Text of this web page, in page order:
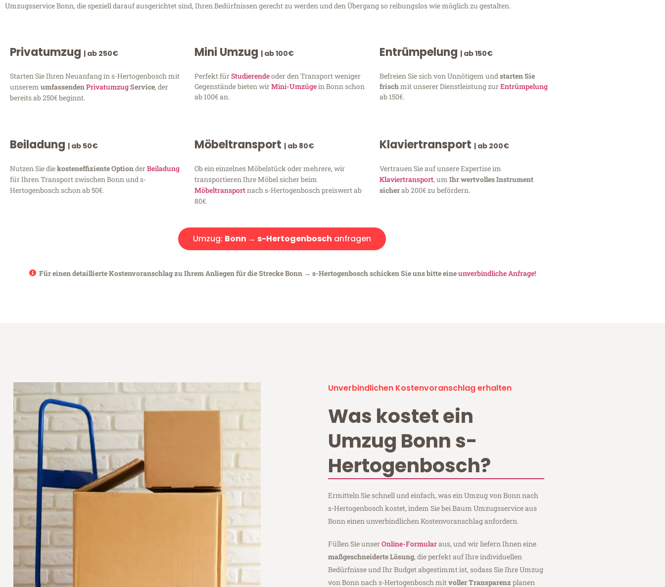
Umzugsservice Bonn, die speziell darauf ausgerichtet sind, Ihren Bedürfnissen gerecht zu werden und den Übergang so reibungslos wie möglich zu gestalten.
Privatumzug | ab 250€
Starten Sie Ihren Neuanfang in s-Hertogenbosch mit
unserem umfassendenPrivatumzugService, der
bereits ab 250€ beginnt.
Mini Umzug | ab 100€
Perfekt fürStudierendeoder den Transport weniger
Gegenstände bieten wirMini-Umzügein Bonn schon
ab 100€ an.
Entrümpelung | ab 150€
Befreien Sie sich von Unnötigem und starten Sie
frischmit unserer Dienstleistung zurEntrümpelung
ab 150€.
Beiladung | ab 50€
Nutzen Sie diekosteneffiziente OptionderBeiladung
für Ihren Transport zwischen Bonn und s-
Hertogenbosch schon ab 50€.
Möbeltransport | ab 80€
Ob ein einzelnes Möbelstück oder mehrere, wir
transportieren Ihre Möbel sicher beim
Möbeltransportnach s-Hertogenbosch preiswert ab
80€.
Klaviertransport | ab 200€
Vertrauen Sie auf unsere Expertise im
Klaviertransport, um Ihr wertvolles Instrument
sicherab 200€ zu befördern.
Umzug: Bonn → s-Hertogenbosch anfragen
Für einen detaillierte Kostenvoranschlag zu Ihrem Anliegen für die Strecke Bonn → s-Hertogenbosch schicken Sie uns bitte eineunverbindliche Anfrage!
Unverbindlichen Kostenvoranschlag erhalten
Was kostet ein
Umzug Bonn s-
Hertogenbosch?
Ermitteln Sie schnell und einfach, was ein Umzug von Bonn nach
s-Hertogenbosch kostet, indem Sie bei Baum Umzugsservice aus
Bonn einen unverbindlichen Kostenvoranschlag anfordern.
Füllen Sie unserOnline-Formularaus, und wir liefern Ihnen eine
maßgeschneiderte Lösung, die perfekt auf Ihre individuellen
Bedürfnisse und Ihr Budget abgestimmt ist, sodass Sie Ihre Umzug
von Bonn nach s-Hertogenbosch mitvoller Transparenz planen